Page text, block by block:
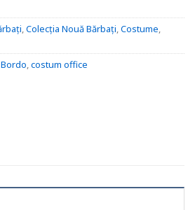
,Colecția Nouă Bărbați,Costume,
Bordo,costum office